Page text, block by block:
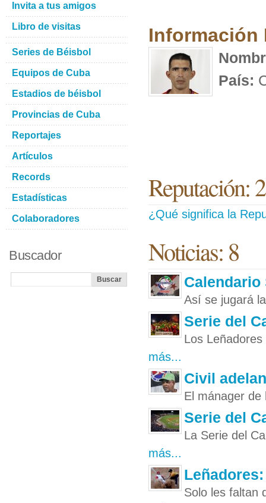
Información
País:
Reputación:
¿Qué significa la
Noticias: 8
Calendario
Así se jugará
Serie del
Los
más...
Civil
El mánager
Serie del
La Serie del
más...
Solo les faltan
Invita a tus amigos
Libro de visitas
Series de Béisbol
Equipos de Cuba
Estadios de béisbol
Provincias de Cuba
Reportajes
Artículos
Records
Estadísticas
Colaboradores
Buscador